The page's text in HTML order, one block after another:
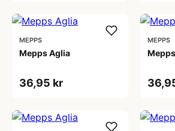
MEPPS
Mepps Aglia
36,95 kr
MEPPS